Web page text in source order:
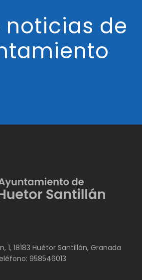
noticias de
1, 18183 Huétor Santillán, Granada
958546013